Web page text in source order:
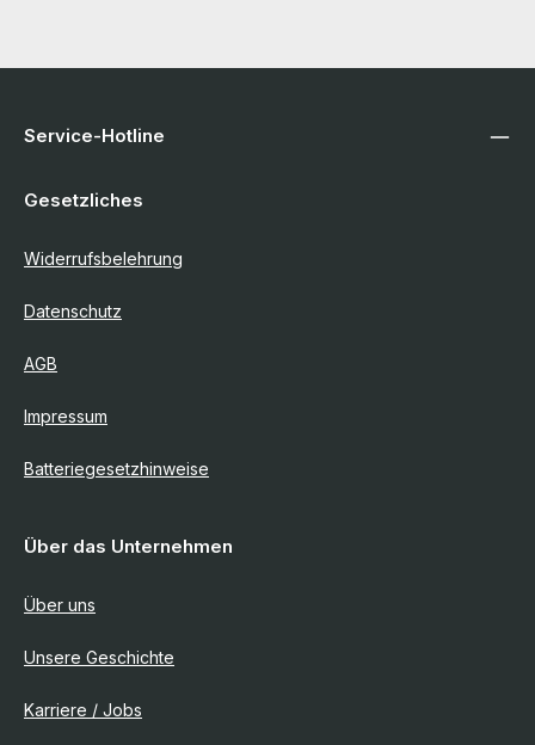
Service-Hotline
Gesetzliches
Widerrufsbelehrung
Datenschutz
AGB
Impressum
Batteriegesetzhinweise
Über das Unternehmen
Über uns
Unsere Geschichte
Karriere / Jobs